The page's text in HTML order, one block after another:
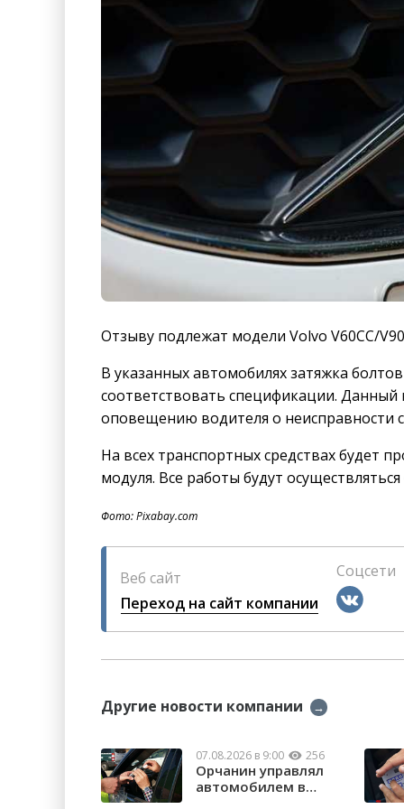
Отзыву подлежат модели Volvo V60CC/
В указанных автомобилях затяжка
соответствовать спецификации.
оповещению водителя о неисправности
На всех транспортных средствах будет
модуля. Все работы будут
Фото: Pixabay.com
Веб сайт
Переход на сайт компании
Соцсети
Другие новости компании →
07.08.2026 в 9:00 256
Орчанин управлял
автомобилем в